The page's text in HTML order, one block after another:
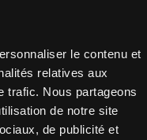
le contenu et
relatives aux
trafic. Nous partageons
de notre site
de publicité et